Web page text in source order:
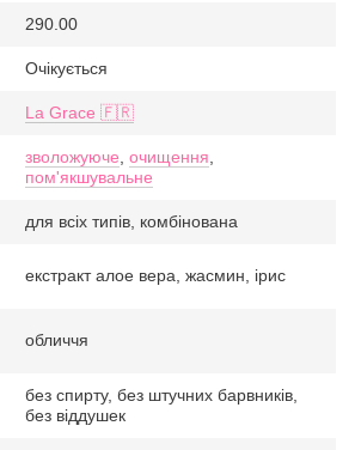
290.00
Очікується
La Grace 🇫🇷
зволожуюче, очищення,
пом'якшувальне
для всіх типів, комбінована
екстракт алое вера, жасмин, ірис
обличчя
без спирту, без штучних барвників,
без віддушек